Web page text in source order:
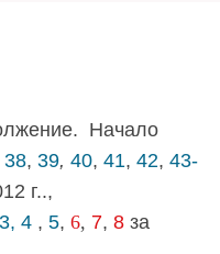
Начало
38, 39, 40, 41, 42, 43-
г..,
3, 4 , 5, 6, 7, 8 за